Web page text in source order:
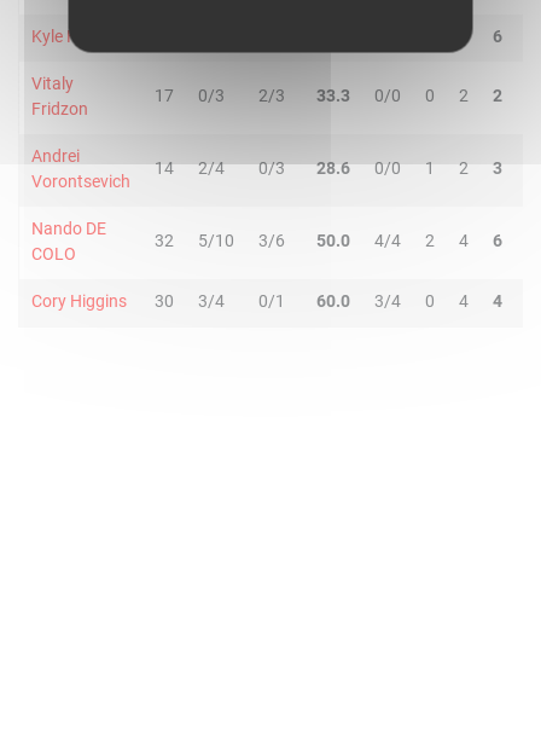
Kyle Hines 6
Vitaly
Fridzon
17 0/3 2/3 33.3 0/0 0 2 2
Andrei
Vorontsevich
14 2/4 0/3 28.6 0/0 1 2 3
Nando DE
COLO
32 5/10 3/6 50.0 4/4 2 4 6
Cory Higgins 30 3/4 0/1 60.0 3/4 0 4 4